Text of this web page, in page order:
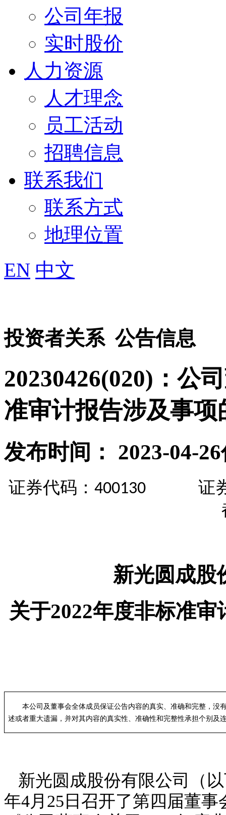
公司年报
实时股价
人力资源
人才理念
员工活动
招聘信息
联系我们
联系方式
地理位置
EN 中文
投资者关系 公告信息
20230426(020)：公
准审计报告涉及事
发布时间： 2023-04-26
证券代码 ： 400130 证
新光圆成股
关于2022年度非标准
本公司及董事会全体成员保证公告内容的真实、准确和完整，没
述或者重大遗漏，并对其内容的真实性、准确性和完整性承担个别及
新光圆成股份有限公司（
年4月25日召开了第四届董